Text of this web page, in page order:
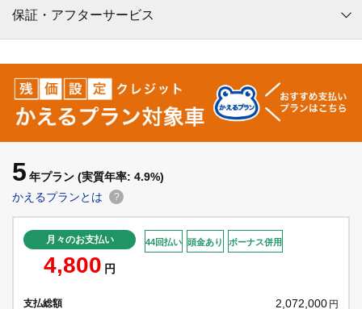
保証・アフターサービス
5 年プラン (実質年率: 4.9%)
かえるプランとは
?
月々のお支払い
4,800 円
44回払い 頭金あり ボーナス併用
支払総額 2,072,000 円